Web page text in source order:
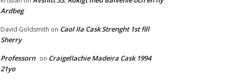
Ardbeg
David Goldsmith on Caol Ila Cask Strenght 1st fill
Sherry
Professorn on Craigellachie Madeira Cask 1994
21yo